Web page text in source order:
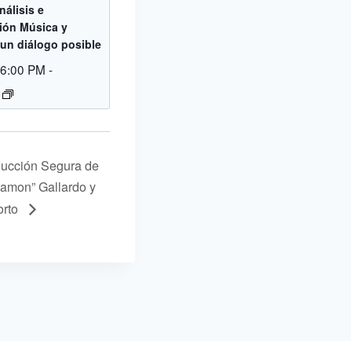
e
Música y
diálogo posible
PM -
Segura de
Gallardo y